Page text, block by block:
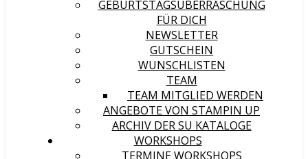
GEBURTSTAGSÜBERRASCHUNG
FÜR DICH
NEWSLETTER
GUTSCHEIN
WUNSCHLISTEN
TEAM
TEAM MITGLIED WERDEN
ANGEBOTE VON STAMPIN UP
ARCHIV DER SU KATALOGE
WORKSHOPS
TERMINE WORKSHOPS